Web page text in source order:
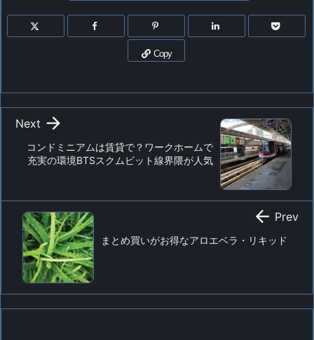
Copy
コンドミニアムは賃貸で？ワークホームで
充実の環境BTSスクムビット線界隈が人気

Next
まとめ買いがお得なアロエベラ・リキッド
 Prev